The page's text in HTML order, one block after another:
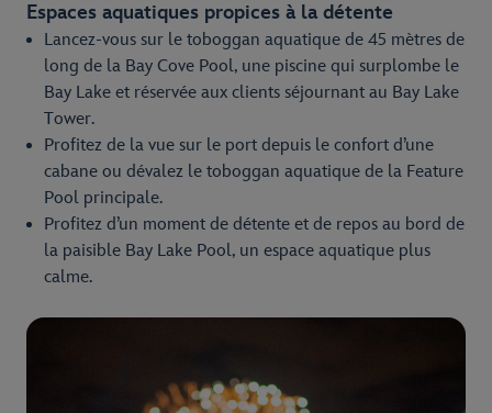
Espaces aquatiques propices à la détente
Lancez-vous sur le toboggan aquatique de 45 mètres de
long de la Bay Cove Pool, une piscine qui surplombe le
Bay Lake et réservée aux clients séjournant au Bay Lake
Tower.
Profitez de la vue sur le port depuis le confort d’une
cabane ou dévalez le toboggan aquatique de la Feature
Pool principale.
Profitez d’un moment de détente et de repos au bord de
la paisible Bay Lake Pool, un espace aquatique plus
calme.